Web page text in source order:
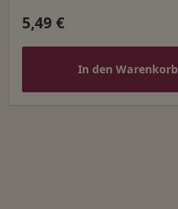
Regulärer Preis:
5,49 €
In den Warenkorb